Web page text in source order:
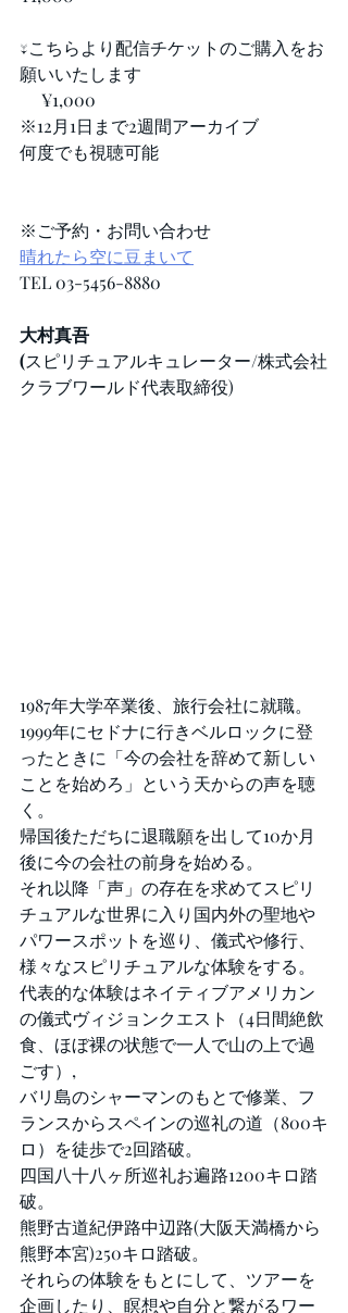
↓こちらより配信チケットのご購入をお
願いいたします
¥1,000
※12月1日まで2週間アーカイブ
何度でも視聴可能
※ご予約・お問い合わせ
晴れたら空に豆まいて
TEL 03-5456-8880
大村真吾
(スピリチュアルキュレーター/株式会社
クラブワールド代表取締役)
1987年大学卒業後、旅行会社に就職。
1999年にセドナに行きベルロックに登
ったときに「今の会社を辞めて新しい
ことを始めろ」という天からの声を聴
く。
帰国後ただちに退職願を出して10か月
後に今の会社の前身を始める。
それ以降「声」の存在を求めてスピリ
チュアルな世界に入り国内外の聖地や
パワースポットを巡り、儀式や修行、
様々なスピリチュアルな体験をする。
代表的な体験はネイティブアメリカン
の儀式ヴィジョンクエスト（4日間絶飲
食、ほぼ裸の状態で一人で山の上で過
ごす）,
バリ島のシャーマンのもとで修業、フ
ランスからスペインの巡礼の道（800キ
ロ）を徒歩で2回踏破。
四国八十八ヶ所巡礼お遍路1200キロ踏
破。
熊野古道紀伊路中辺路(大阪天満橋から
熊野本宮)250キロ踏破。
それらの体験をもとにして、ツアーを
企画したり、瞑想や自分と繋がるワー